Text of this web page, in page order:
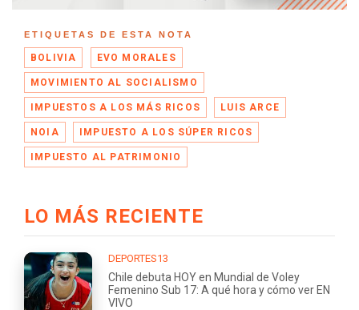
ETIQUETAS DE ESTA NOTA
BOLIVIA EVO MORALES
MOVIMIENTO AL SOCIALISMO
IMPUESTOS A LOS MÁS RICOS LUIS ARCE
NOIA IMPUESTO A LOS SÚPER RICOS
IMPUESTO AL PATRIMONIO
LO MÁS RECIENTE
DEPORTES13
Chile debuta HOY en Mundial de Voley
Femenino Sub 17: A qué hora y cómo ver EN
VIVO